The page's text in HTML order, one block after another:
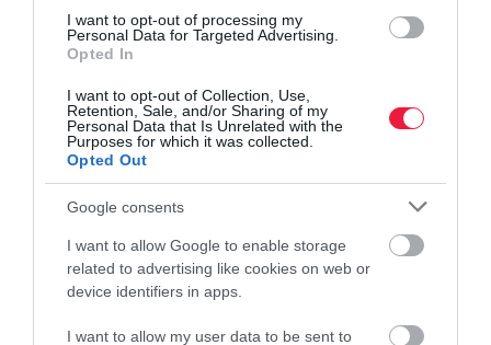
I want to opt-out of processing my
Personal Data for Targeted Advertising.
Opted In
I want to opt-out of Collection, Use,
Retention, Sale, and/or Sharing of my
Personal Data that Is Unrelated with the
Purposes for which it was collected.
Opted Out
Google consents
I want to allow Google to enable storage
related to advertising like cookies on web or
device identifiers in apps.
I want to allow my user data to be sent to
Két csodálatos dísznövény, aminek a termése is
ehető
Egy dísznövény, amelynek még az érintése is
mérgező lehet
leander